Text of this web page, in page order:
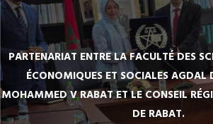
PARTENARIAT ENTRE LA FACULTÉ DES
ÉCONOMIQUES ET SOCIALES AGDAL
MOHAMMED V RABAT ET LE CONSEIL
DE RABAT.